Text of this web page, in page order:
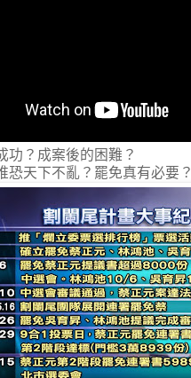
功？成案後的困難？
恐天下不亂？罷免真有必要？